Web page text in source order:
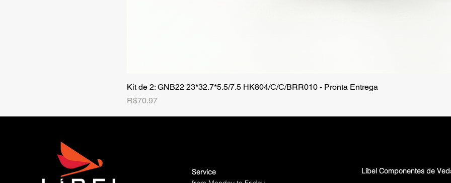
Quick View
Kit de 2: GNB22 23*32.7*5.5/7.5 HK804/C/C/BRR010 - Pronta Entrega
Price
R$70.97
Service
Líbel Componentes de